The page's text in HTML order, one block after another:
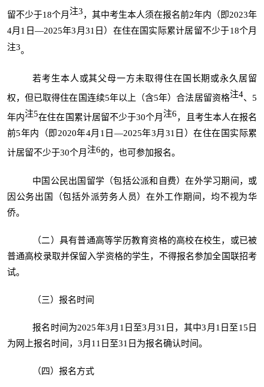
留不少于18个月注3，其中考生本人须在报名前2年内（即2023年
4月1日—2025年3月31日）在住在国实际累计居留不少于18个月
注3。
若考生本人或其父母一方未取得住在国长期或永久居留
权，但已取得住在国连续5年以上（含5年）合法居留资格注4、5
年内注5在住在国累计居留不少于30个月 注6，且考生本人在报名
前5年内（即2020年4月1日—2025年3月31日）在住在国实际累
计居留不少于30个月注6的，也可参加报名。
中国公民出国留学（包括公派和自费）在外学习期间，或
因公务出国（包括外派劳务人员）在外工作期间，均不视为华
侨。
（二）具有普通高等学历教育资格的高校在校生，或已被
普通高校录取并保留入学资格的学生，不得报名参加全国联招考
试。
（三）报名时间
报名时间为2025年3月1日至3月31日，其中3月1日至15日
为网上报名时间，3月11日至31日为报名确认时间。
（四）报名方式